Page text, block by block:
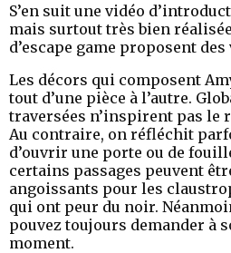
S’en suit une vidéo
mais surtout très bien
d’escape game proposent
Les décors qui composent
tout d’une pièce à l’autre.
traversées n’inspirent pas le
Au contraire, on réfléchit
d’ouvrir une porte ou de
certains passages peuvent
angoissants pour les
qui ont peur du noir.
pouvez toujours demander à
moment.